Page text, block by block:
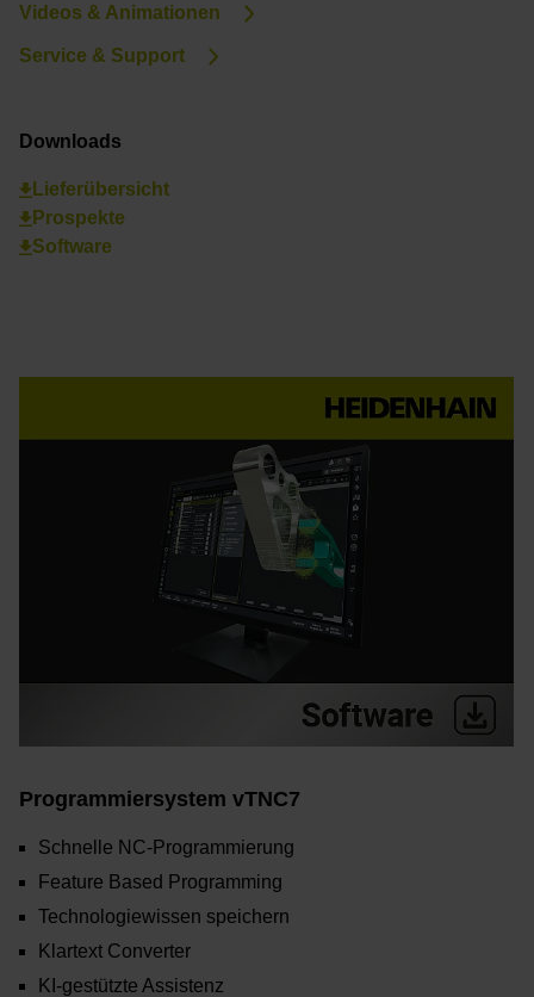
Videos & Animationen
Service & Support
Downloads
Lieferübersicht
Prospekte
Software
Programmiersystem vTNC7
Schnelle NC-Programmierung
Feature Based Programming
Technologiewissen speichern
Klartext Converter
KI-gestützte Assistenz